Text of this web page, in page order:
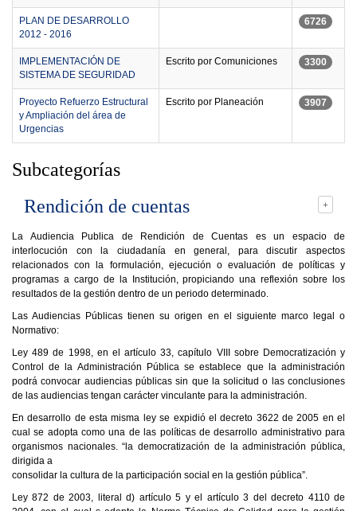
PLAN DE DESARROLLO
2012 - 2016
6726
IMPLEMENTACIÓN DE
SISTEMA DE SEGURIDAD
Escrito por Comuniciones 3300
Proyecto Refuerzo Estructural
y Ampliación del área de
Urgencias
Escrito por Planeación 3907
Subcategorías
Rendición de cuentas
La Audiencia Publica de Rendición de Cuentas es un espacio de
interlocución con la ciudadanía en general, para discutir aspectos
relacionados con la formulación, ejecución o evaluación de políticas y
programas a cargo de la Institución, propiciando una reflexión sobre los
resultados de la gestión dentro de un periodo determinado.
Las Audiencias Públicas tienen su origen en el siguiente marco legal o
Normativo:
Ley 489 de 1998, en el artículo 33, capítulo VIII sobre Democratización y
Control de la Administración Pública se establece que la administración
podrá convocar audiencias públicas sin que la solicitud o las conclusiones
de las audiencias tengan carácter vinculante para la administración.
En desarrollo de esta misma ley se expidió el decreto 3622 de 2005 en el
cual se adopta como una de las políticas de desarrollo administrativo para
organismos nacionales. “la democratización de la administración pública,
dirigida a
consolidar la cultura de la participación social en la gestión pública”.
Ley 872 de 2003, literal d) artículo 5 y el artículo 3 del decreto 4110 de